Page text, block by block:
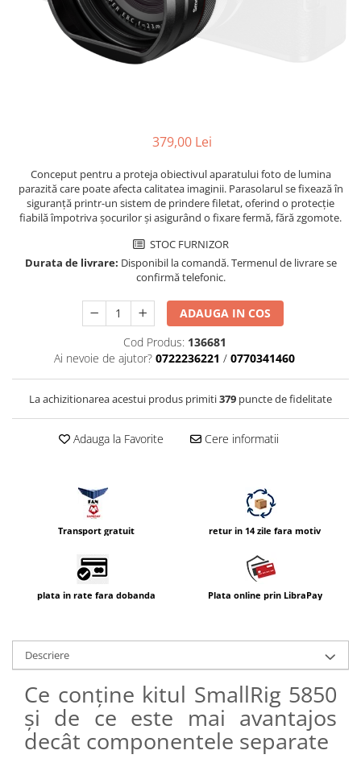
Capace obiectiv si camera
Inele Macro
Convertoare pe filet foto video
Inele reductii obiective
Curatare si intretinere
Blitz-uri TTL - Dedicate
Blitz-uri circulare (Macro)
Adaptoare stativ port umbrela si
Comander TTL
Cabluri TTL
Alimentare auxiliara blitz
Bounce-uri, Softbox-uri
Ring-Flash Adaptor
Huse protectie blitz extern
Huse protectie filtre gel
Carduri memorie, Cititoare
Carduri memorie
Cititoare carduri
Huse protectie card memorie
Grip-uri
379,00 Lei
Conceput pentru a proteja obiectivul aparatului foto de lumina
parazită care poate afecta calitatea imaginii. Parasolarul se fixează în
siguranță printr-un sistem de prindere filetat, oferind o protecție
fiabilă împotriva șocurilor și asigurând o fixare fermă, fără zgomote.
STOC FURNIZOR
Durata de livrare: Disponibil la comandă. Termenul de livrare se
confirmă telefonic.
ADAUGA IN COS
Cod Produs: 136681
Ai nevoie de ajutor? 0722236221 / 0770341460
La achizitionarea acestui produs primiti379 puncte de fidelitate
Adauga la Favorite Cere informatii
Transport gratuit retur in 14 zile fara motiv
plata in rate fara dobanda Plata online prin LibraPay
Descriere
Ce conține kitul SmallRig 5850
și de ce este mai avantajos
decât componentele separate